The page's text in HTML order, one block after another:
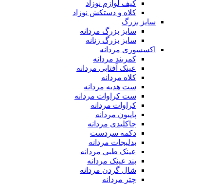
کیف لوازم نوزاد
کلاه و دستکش نوزاد
سایز بزرگ
سایز بزرگ مردانه
سایز بزرگ زنانه
اکسسوری مردانه
کمربند مردانه
عینک آفتابی مردانه
کلاه مردانه
ست هدیه مردانه
ست کراوات مردانه
کراوات مردانه
پاپیون مردانه
جاکلیدی مردانه
دکمه سردست
بدلیجات مردانه
عینک طبی مردانه
بند عینک مردانه
شال گردن مردانه
چتر مردانه